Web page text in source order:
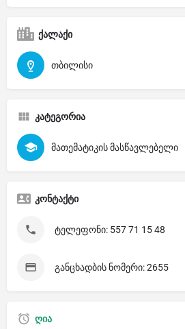
ქალაქი
თბილისი
კატეგორია
მათემატიკის მასწავლებელი
კონტაქტი
ტელეფონი: 557 71 15 48
განცხადბის ნომერი: 2655
ღია